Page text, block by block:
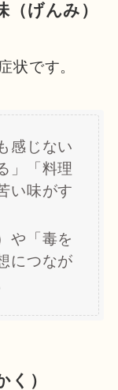
げんみ）
状です。
感じない
」「料理
い味がす
や「毒を
につなが
く）